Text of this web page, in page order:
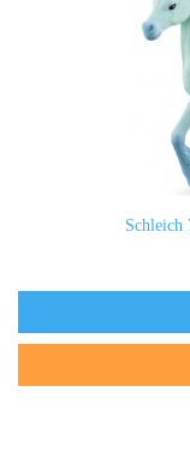
Schleich